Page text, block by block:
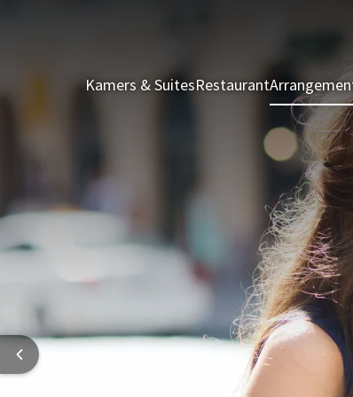
Kamers & SuitesRestaurant